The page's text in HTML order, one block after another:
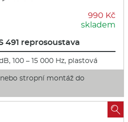
990 Kč
skladem
491 reprosoustava
100 – 15 000 Hz, plastová
stropní montáž do
